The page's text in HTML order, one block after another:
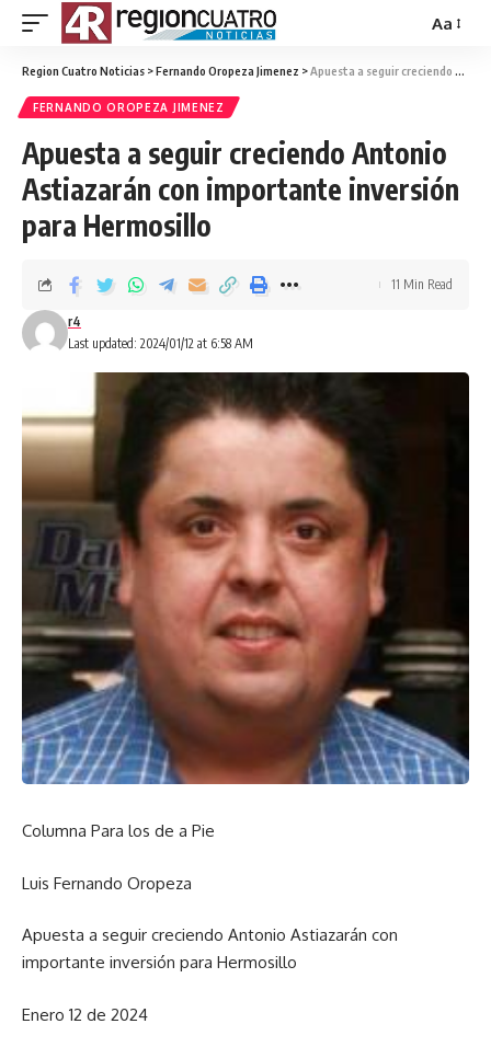
Aa
Region Cuatro Noticias >Fernando Oropeza Jimenez >Apuesta a seguir creciendo Antonio Astiazarán con importante inversión para Hermosillo
FERNANDO OROPEZA JIMENEZ
Apuesta a seguir creciendo Antonio
Astiazarán con importante inversión
para Hermosillo
Last updated: 2024/01/12 at 6:58 AM
r4
11 Min Read
Columna Para los de a Pie
Luis Fernando Oropeza
Apuesta a seguir creciendo Antonio Astiazarán con
importante inversión para Hermosillo
Enero 12 de 2024